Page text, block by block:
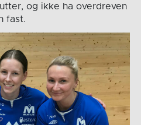
og ikke ha overdreven
fast.